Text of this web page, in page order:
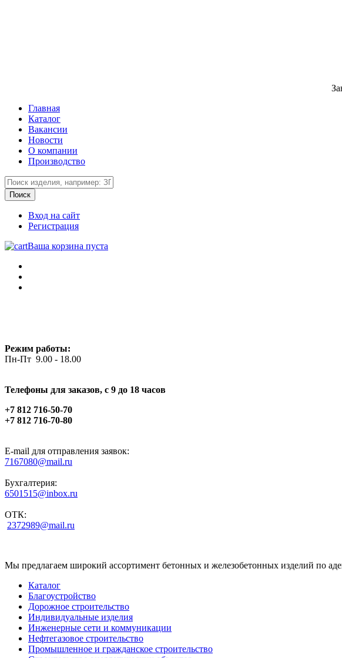
Главная
Каталог
Вакансии
Новости
О компании
Производство
Вход на сайт
Регистрация
Ваша корзина пуста
Режим работы:
Пн-Пт 9.00 - 18.00
Телефоны для заказов, c 9 до 18 часов
+7 812 716-50-70
+7 812 716-70-80
E-mail для отправления заявок:
7167080@mail.ru
Бухгалтерия:
6501515@inbox.ru
ОТК:
2372989@mail.ru
Мы предлагаем широкий ассортимент бетонных и железобетонных изделий по
Каталог
Благоустройство
Дорожное строительство
Индивидуальные изделия
Инженерные сети и коммуникации
Нефтегазовое строительство
Промышленное и гражданское строительство